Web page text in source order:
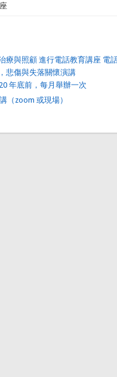
與照顧 進行電話教育講座 電
悲傷與失落關懷演講
年底前，每月舉辦一次
（zoom 或現場）